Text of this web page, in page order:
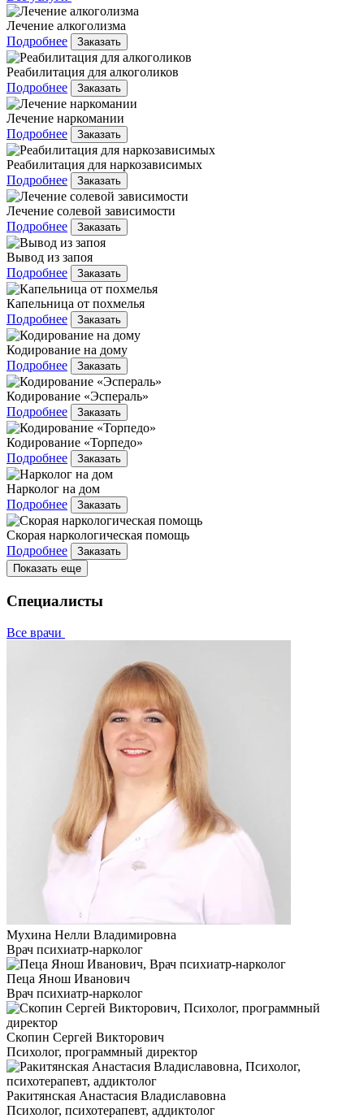
Лечение алкоголизма
Подробнее
Заказать
Реабилитация для алкоголиков
Подробнее
Заказать
Лечение наркомании
Подробнее
Заказать
Реабилитация для наркозависимых
Подробнее
Заказать
Лечение солевой зависимости
Подробнее
Заказать
Вывод из запоя
Подробнее
Заказать
Капельница от похмелья
Подробнее
Заказать
Кодирование на дому
Подробнее
Заказать
Кодирование «Эспераль»
Подробнее
Заказать
Кодирование «Торпедо»
Подробнее
Заказать
Нарколог на дом
Подробнее
Заказать
Скорая наркологическая помощь
Подробнее
Заказать
Показать еще
Специалисты
Все врачи
Мухина Нелли Владимировна
Врач психиатр-нарколог
Пеца Янош Иванович
Врач психиатр-нарколог
Скопин Сергей Викторович
Психолог, программный директор
Ракитянская Анастасия Владиславовна
Психолог, психотерапевт, аддиктолог